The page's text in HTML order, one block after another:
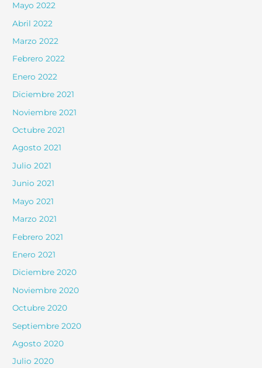
Mayo 2022
Abril 2022
Marzo 2022
Febrero 2022
Enero 2022
Diciembre 2021
Noviembre 2021
Octubre 2021
Agosto 2021
Julio 2021
Junio 2021
Mayo 2021
Marzo 2021
Febrero 2021
Enero 2021
Diciembre 2020
Noviembre 2020
Octubre 2020
Septiembre 2020
Agosto 2020
Julio 2020